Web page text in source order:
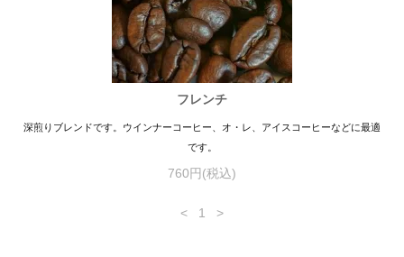
フレンチ
深煎りブレンドです。ウインナーコーヒー、オ・レ、アイスコーヒーなどに最適
です。
760円(税込)
< 1 >